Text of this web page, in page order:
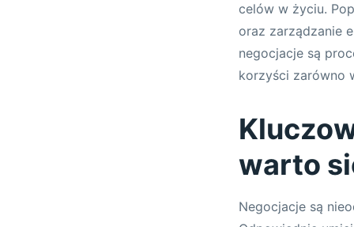
celów w życiu.
oraz zarządzanie
negocjacje są
korzyści zarówno
warto
Negocjacje są